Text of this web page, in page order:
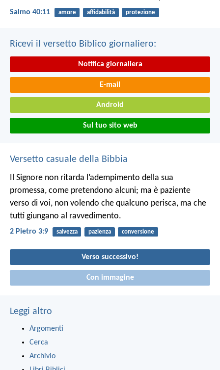
Salmo 40:11 amore affidabilità protezione
Ricevi il versetto Biblico giornaliero:
Notifica giornaliera
E-mail
Android
Sul tuo sito web
Versetto casuale della Bibbia
Il Signore non ritarda l’adempimento della sua
promessa, come pretendono alcuni; ma è paziente
verso di voi, non volendo che qualcuno perisca, ma che
tutti giungano al ravvedimento.
2 Pietro 3:9 salvezza pazienza conversione
Verso successivo!
Con immagine
Leggi altro
Argomenti
Cerca
Archivio